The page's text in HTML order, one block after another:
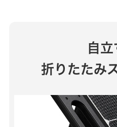
自
折りたたみ